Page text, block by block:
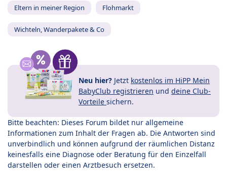
Eltern in meiner Region Flohmarkt
Wichteln, Wanderpakete & Co
Neu hier? Jetzt kostenlos im HiPP Mein
BabyClub registrieren und deine Club-
Vorteile sichern.
Bitte beachten: Dieses Forum bildet nur allgemeine
Informationen zum Inhalt der Fragen ab. Die Antworten sind
unverbindlich und können aufgrund der räumlichen Distanz
keinesfalls eine Diagnose oder Beratung für den Einzelfall
darstellen oder einen Arztbesuch ersetzen.